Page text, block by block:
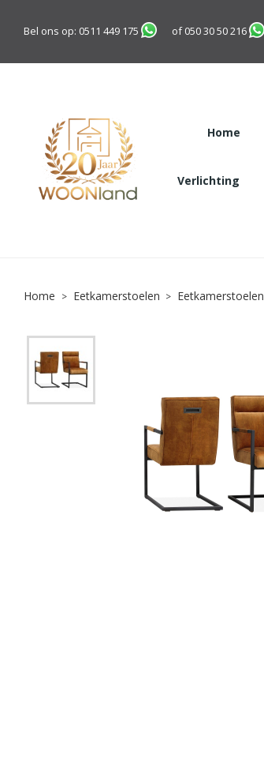
Bel ons op: 0511 449 175 of050 30 50 216
Home
Verlichting
Home Eetkamerstoelen Eetkamerstoelen